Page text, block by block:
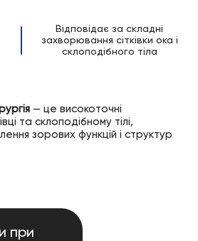
Відповідає за складні
захворювання сітківки ока і
склоподібного тіла
— це високоточні
та склоподібному тілі,
зорових функцій і структур
при